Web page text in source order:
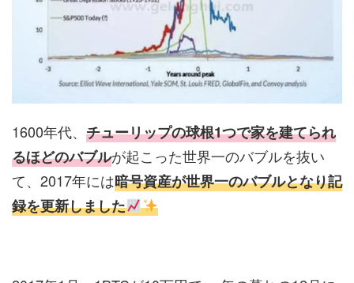
1600年代、 チューリップの球根1つで家を建てられ
るほどのバブルが起こった世界一のバブルを抜い
て、2017年には暗号資産が世界一のバブルとなり記
録を更新しました